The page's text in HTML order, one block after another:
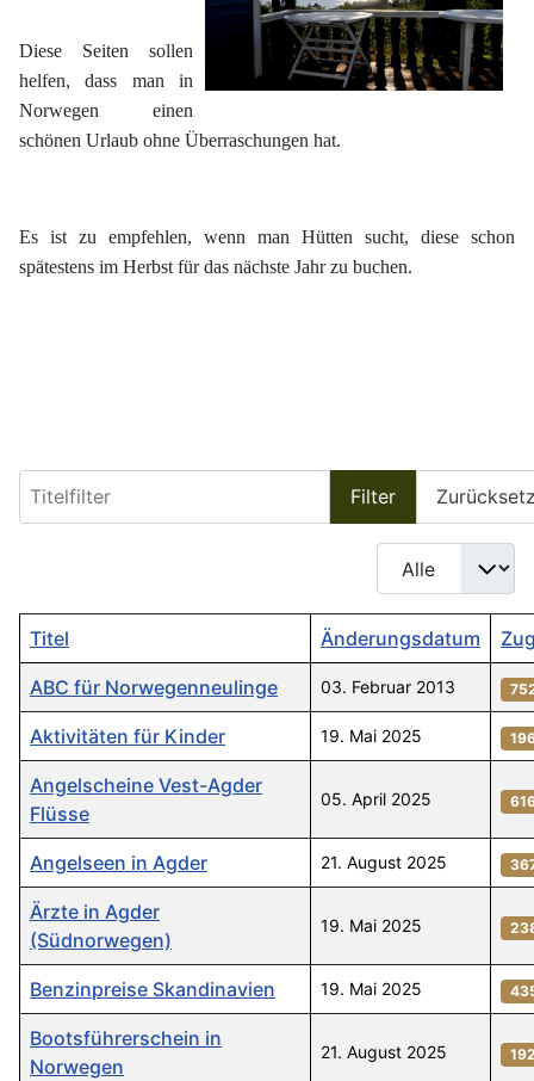
Diese Seiten sollen
helfen, dass man in
Norwegen einen
schönen Urlaub ohne Überraschungen hat.
Es ist zu empfehlen, wenn man Hütten sucht, diese schon
spätestens im Herbst für das nächste Jahr zu buchen.
Filter
Titel Änderungsdatum
ABC für Norwegenneulinge 03. Februar 2013
Aktivitäten für Kinder 19. Mai 2025
Angelscheine Vest-Agder
Flüsse
05. April 2025
Angelseen in Agder 21. August 2025
Ärzte in Agder
(Südnorwegen)
19. Mai 2025
Benzinpreise Skandinavien 19. Mai 2025
Bootsführerschein in
Norwegen
21. August 2025